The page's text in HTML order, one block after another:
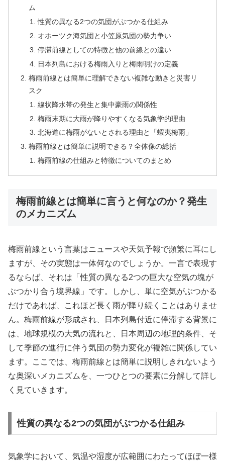
ム
性質の異なる2つの気団がぶつかる仕組み
オホーツク海気団と小笠原気団の勢力争い
停滞前線としての特徴と他の前線との違い
日本列島における梅雨入りと梅雨明けの定義
梅雨前線とは簡単に理解できない複雑な動きと災害リ
スク
線状降水帯の発生と集中豪雨の関係性
梅雨末期に大雨が降りやすくなる気象学的理由
北海道に梅雨がないとされる理由と「蝦夷梅雨」
梅雨前線とは簡単に説明できる？全体像の総括
梅雨前線の仕組みと特徴についてのまとめ
梅雨前線とは簡単に言うと何なのか？発生
のメカニズム
梅雨前線という言葉はニュースや天気予報で頻繁に耳にし
ますが、その実態は一体何なのでしょうか。一言で表現す
るならば、それは「性質の異なる2つの巨大な空気の塊が
ぶつかり合う境界線」です。しかし、単に空気がぶつかる
だけであれば、これほど長く雨が降り続くことはありませ
ん。梅雨前線が形成され、日本列島付近に停滞する背景に
は、地球規模の大気の流れと、日本周辺の地理的条件、そ
して季節の進行に伴う気団の勢力変化が複雑に関係してい
ます。ここでは、梅雨前線とは簡単に説明しきれないよう
な奥深いメカニズムを、一つひとつの要素に分解して詳し
く見ていきます。
性質の異なる2つの気団がぶつかる仕組み
気象学において、気温や湿度が広範囲にわたってほぼ一様